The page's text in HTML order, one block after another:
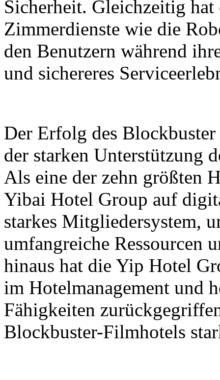
Sicherheit. Gleichzeitig
Zimmerdienste wie die
den Benutzern während
und sichereres
Der Erfolg des
der starken Unterstützung
Als eine der zehn größten
Yibai Hotel Group auf
starkes Mitgliedersystem,
umfangreiche Ressourcen
hinaus hat die Yip Hotel
im Hotelmanagement und
Fähigkeiten
Blockbuster-Filmhotels